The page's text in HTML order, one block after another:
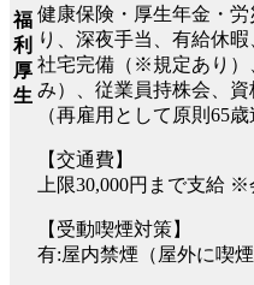
福
利
厚
生
健康保険・厚生年金・
り、深夜手当、有給休
社宅完備（※規定あり）
み）、従業員持株会、
（再雇用として原則65歳
【交通費】
上限30,000円まで支給
【受動喫煙対策】
有:屋内禁煙（屋外に喫煙